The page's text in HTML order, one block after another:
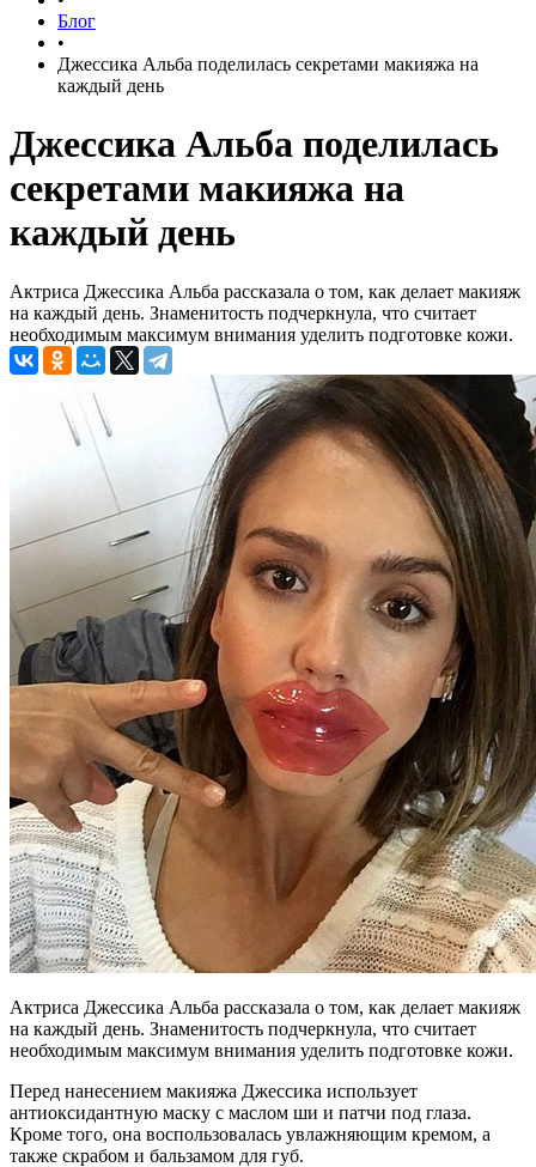
Блог
•
Джессика Альба поделилась секретами макияжа на
каждый день
Джессика Альба поделилась
секретами макияжа на
каждый день
Актриса Джессика Альба рассказала о том, как делает макияж
на каждый день. Знаменитость подчеркнула, что считает
необходимым максимум внимания уделить подготовке кожи.
Актриса Джессика Альба рассказала о том, как делает макияж
на каждый день. Знаменитость подчеркнула, что считает
необходимым максимум внимания уделить подготовке кожи.
Перед нанесением макияжа Джессика использует
антиоксидантную маску с маслом ши и патчи под глаза.
Кроме того, она воспользовалась увлажняющим кремом, а
также скрабом и бальзамом для губ.